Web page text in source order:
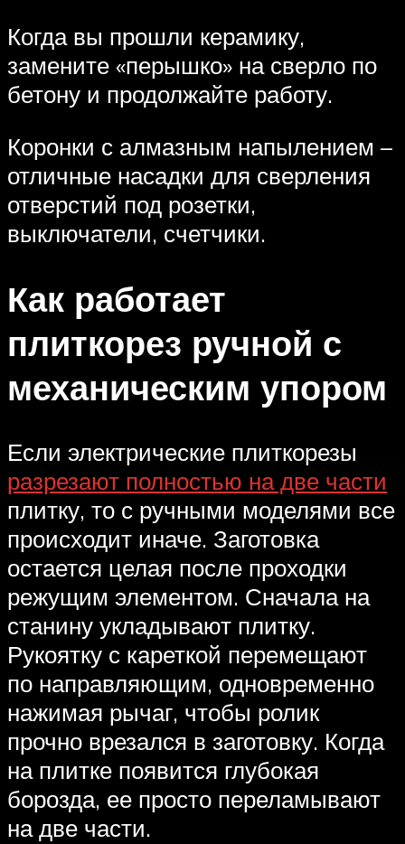
Когда вы прошли керамику,
замените «перышко» на сверло по
бетону и продолжайте работу.
Коронки с алмазным напылением –
отличные насадки для сверления
отверстий под розетки,
выключатели, счетчики.
Как работает
плиткорез ручной с
механическим упором
Если электрические плиткорезы
разрезают полностью на две части
плитку, то с ручными моделями все
происходит иначе. Заготовка
остается целая после проходки
режущим элементом. Сначала на
станину укладывают плитку.
Рукоятку с кареткой перемещают
по направляющим, одновременно
нажимая рычаг, чтобы ролик
прочно врезался в заготовку. Когда
на плитке появится глубокая
борозда, ее просто переламывают
на две части.